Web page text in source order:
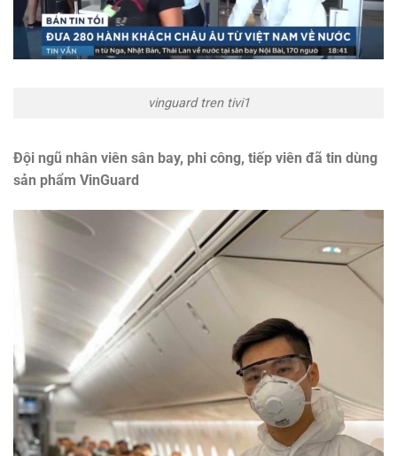
vinguard tren tivi1
Đội ngũ nhân viên sân bay, phi công, tiếp viên đã tin dùng
sản phẩm VinGuard